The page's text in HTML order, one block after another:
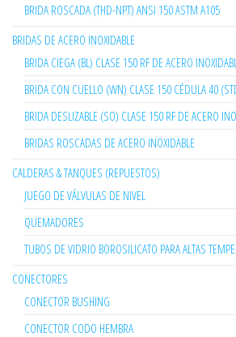
BRIDA ROSCADA (THD-NPT) ANSI 150 ASTM A105
BRIDAS DE ACERO INOXIDABLE
BRIDA CIEGA (BL) CLASE 150 RF DE ACERO
BRIDA CON CUELLO (WN) CLASE 150 CÉDULA 40
BRIDA DESLIZABLE (SO) CLASE 150 RF DE ACERO
BRIDAS ROSCADAS DE ACERO INOXIDABLE
CALDERAS & TANQUES (REPUESTOS)
JUEGO DE VÁLVULAS DE NIVEL
QUEMADORES
TUBOS DE VIDRIO BOROSILICATO PARA ALTAS
CONECTORES
CONECTOR BUSHING
CONECTOR CODO HEMBRA